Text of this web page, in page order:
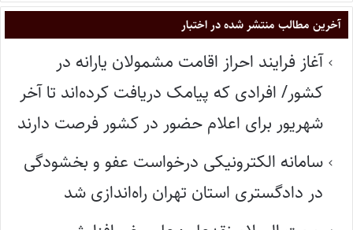
آخرین مطالب منتشر شده در اختبار
آغاز فرایند احراز اقامت مشمولان یارانه در
کشور/ افرادی که پیامک دریافت کرده‌اند تا آخر
شهریور برای اعلام حضور در کشور فرصت دارند
سامانه الکترونیکی درخواست عفو و بخشودگی
در دادگستری استان تهران راه‌اندازی شد